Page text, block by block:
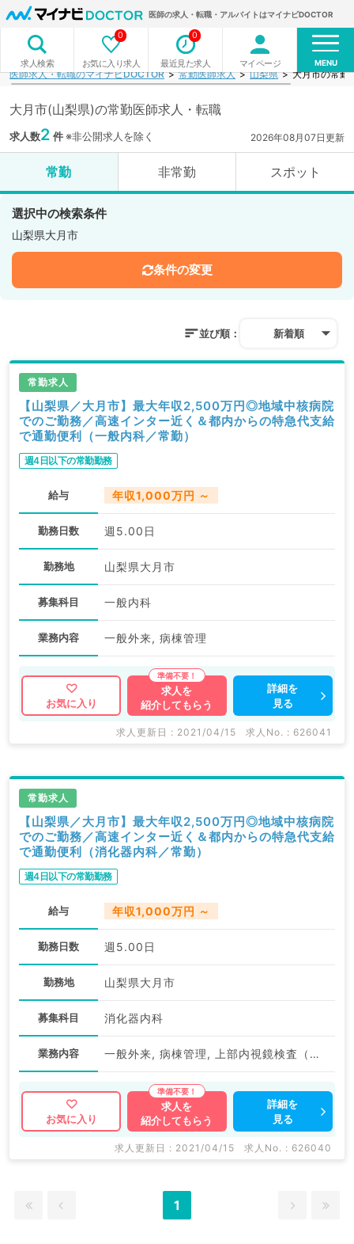
医師の求人・転職・アルバイトはマイナビDOCTOR
求人検索 お気に入り求人
0
最近見た求人
0
マイページ MENU
医師求人・転職のマイナビDOCTOR 常勤医師求人 山梨県 大月市の常勤
大月市(山梨県)の常勤医師求人・転職
求人数2 件※非公開求人を除く 2026年08月07日更新
常勤 非常勤 スポット
選択中の検索条件
山梨県大月市
条件の変更
並び順： 新着順
常勤求人
【山梨県／大月市】最大年収2,500万円◎地域中核病院
でのご勤務／高速インター近く＆都内からの特急代支給
で通勤便利（一般内科／常勤）
週4日以下の常勤勤務
給与 年収1,000万円 ～
勤務日数 週5.00日
勤務地 山梨県大月市
募集科目 一般内科
業務内容 一般外来, 病棟管理
お気に入り
求人を
紹介してもらう
詳細を
見る
求人更新日 : 2021/04/15 求人No. : 626041
常勤求人
【山梨県／大月市】最大年収2,500万円◎地域中核病院
でのご勤務／高速インター近く＆都内からの特急代支給
で通勤便利（消化器内科／常勤）
週4日以下の常勤勤務
給与 年収1,000万円 ～
勤務日数 週5.00日
勤務地 山梨県大月市
募集科目 消化器内科
業務内容 一般外来, 病棟管理, 上部内視鏡検査（ＧＦ）, 下部内視鏡検査（ＣＦ）
お気に入り
求人を
紹介してもらう
詳細を
見る
求人更新日 : 2021/04/15 求人No. : 626040
1